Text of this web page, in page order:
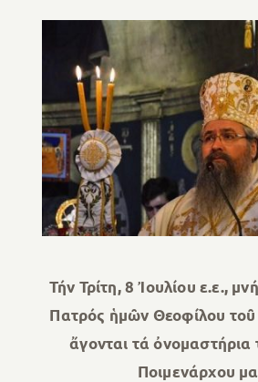
Τήν Τρίτη, 8 Ἰουλίου ε.ε.,
Πατρός ἡμῶν Θεοφίλου
ἄγονται τά ὀνομαστήρια
Ποιμενάρχου